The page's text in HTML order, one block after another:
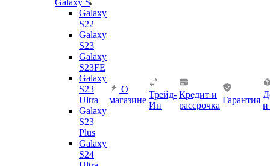
Galaxy S
Galaxy
S22
Galaxy
S23
Galaxy
S23FE
Galaxy
S23
Ultra
Galaxy
S23
Plus
Galaxy
S24
О
магазине
Трейд-
Ин
Кредит и
рассрочка
Гарантия
и